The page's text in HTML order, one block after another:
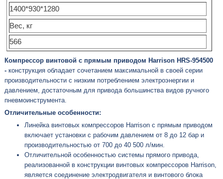
1400*930*1280
Вес, кг
566
Компрессор винтовой с прямым приводом Harrison HRS-954500
-конструкция обладает сочетанием максимальной в своей серии
производительности с низким потреблением электроэнергии и
давлением, достаточным для привода большинства видов ручного
пневмоинструмента.
Отличительные особенности:
Линейка винтовых компрессоров Harrison с прямым приводом
включает установки с рабочим давлением от 8 до 12 бар и
производительностью от 700 до 40 500 л/мин.
Отличительной особенностью системы прямого привода,
реализованной в конструкции винтовых компрессоров Harrison,
является соединение электродвигателя и винтового блока